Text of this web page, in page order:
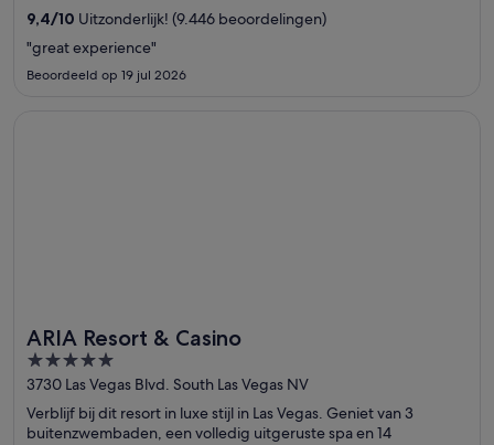
en The Linq bevinden zich vlakbij.
9,4/10 Uitzonderlijk! (9.446 beoordelingen)
"great experience"
Beoordeeld op 19 jul 2026
ARIA Resort & Casino
5
out
of
5
3730 Las Vegas Blvd. South Las Vegas NV
Verblijf bij dit resort in luxe stijl in Las Vegas. Geniet van 3
buitenzwembaden, een volledig uitgeruste spa en 14